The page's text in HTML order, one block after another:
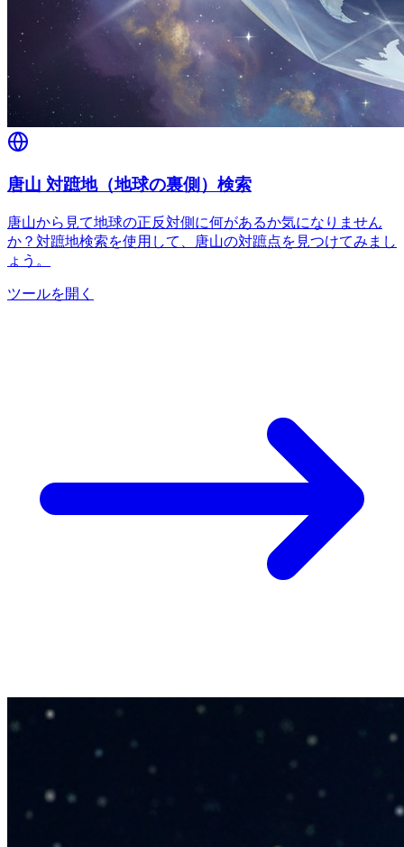
唐山 対蹠地（地球の裏側）検索
唐山から見て地球の正反対側に何があるか気になりません
か？対蹠地検索を使用して、唐山の対蹠点を見つけてみまし
ょう。
ツールを開く